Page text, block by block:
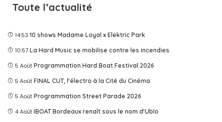
Toute l’actualité
14:53 10 shows Madame Loyal x Elektric Park
10:57 La Hard Music se mobilise contre les incendies
5 Août Programmation Hard Boat Festival 2026
5 Août FINAL CUT, l'électro à la Cité du Cinéma
5 Août Programmation Street Parade 2026
4 Août IBOAT Bordeaux renaît sous le nom d'Ublo